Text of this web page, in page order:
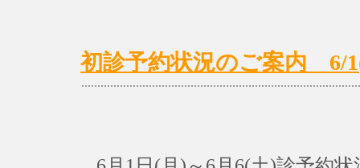
初診予約状況のご案内 6/